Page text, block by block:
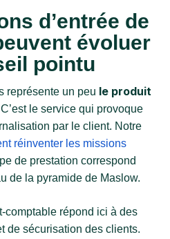
d’entrée de
évoluer
pointu
représente un peu le produit
C’est le service qui provoque
par le client. Notre
réinventer les missions
de prestation correspond
de la pyramide de Maslow.
comptable répond ici à des
de sécurisation des clients.